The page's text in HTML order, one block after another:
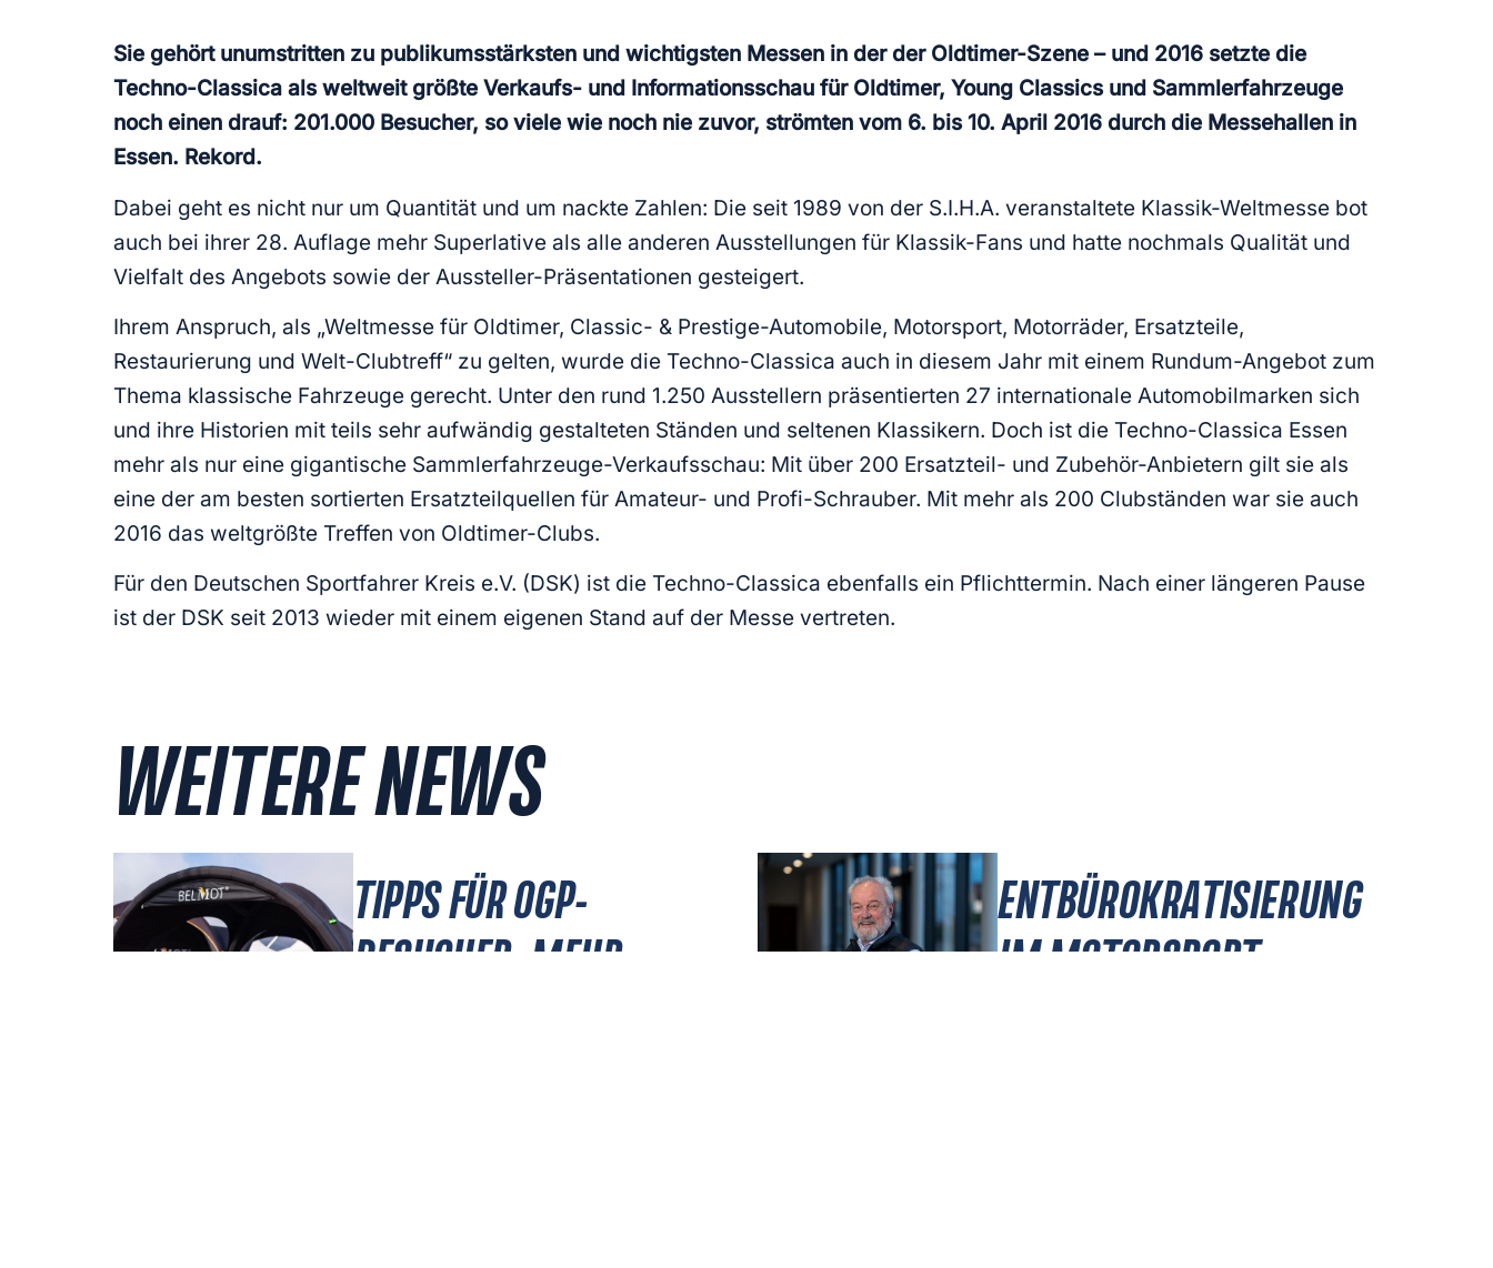
Sie gehört unumstritten zu publikumsstärksten und wichtigsten Messen in der der Oldtimer-Szene – und 2016 setzte die
Techno-Classica als weltweit größte Verkaufs- und Informationsschau für Oldtimer, Young Classics und Sammlerfahrzeuge
noch einen drauf: 201.000 Besucher, so viele wie noch nie zuvor, strömten vom 6. bis 10. April 2016 durch die Messehallen in
Essen. Rekord.
Dabei geht es nicht nur um Quantität und um nackte Zahlen: Die seit 1989 von der S.I.H.A. veranstaltete Klassik-Weltmesse bot
auch bei ihrer 28. Auflage mehr Superlative als alle anderen Ausstellungen für Klassik-Fans und hatte nochmals Qualität und
Vielfalt des Angebots sowie der Aussteller-Präsentationen gesteigert.
Ihrem Anspruch, als „Weltmesse für Oldtimer, Classic- & Prestige-Automobile, Motorsport, Motorräder, Ersatzteile,
Restaurierung und Welt-Clubtreff“ zu gelten, wurde die Techno-Classica auch in diesem Jahr mit einem Rundum-Angebot zum
Thema klassische Fahrzeuge gerecht. Unter den rund 1.250 Ausstellern präsentierten 27 internationale Automobilmarken sich
und ihre Historien mit teils sehr aufwändig gestalteten Ständen und seltenen Klassikern. Doch ist die Techno-Classica Essen
mehr als nur eine gigantische Sammlerfahrzeuge-Verkaufsschau: Mit über 200 Ersatzteil- und Zubehör-Anbietern gilt sie als
eine der am besten sortierten Ersatzteilquellen für Amateur- und Profi-Schrauber. Mit mehr als 200 Clubständen war sie auch
2016 das weltgrößte Treffen von Oldtimer-Clubs.
Für den Deutschen Sportfahrer Kreis e.V. (DSK) ist die Techno-Classica ebenfalls ein Pflichttermin. Nach einer längeren Pause
ist der DSK seit 2013 wieder mit einem eigenen Stand auf der Messe vertreten.
WEITERE NEWS
TIPPS FÜR OGP-
BESUCHER: MEHR
ENTBÜROKRATISIERUNG
IM MOTORSPORT